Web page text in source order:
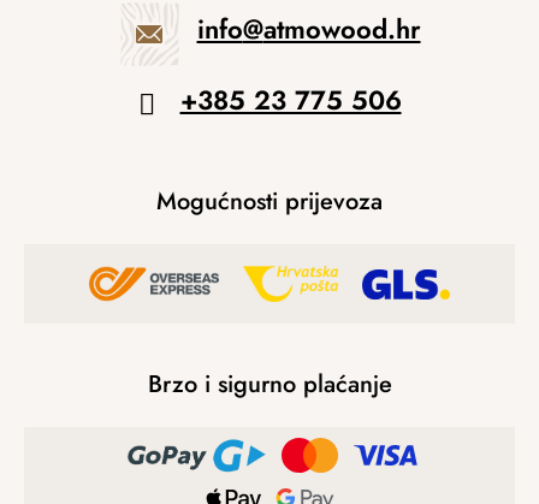
info@atmowood.hr
+385 23 775 506
Mogućnosti prijevoza
Brzo i sigurno plaćanje